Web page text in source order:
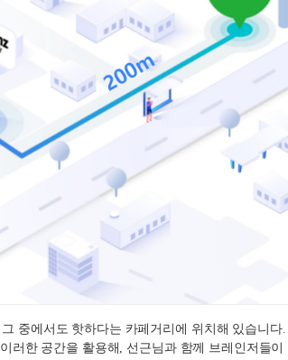
그 중에서도 핫하다는 카페거리에 위치해 있습니다.
이러한 공간을 활용해
선근님과 함께 브레인저들